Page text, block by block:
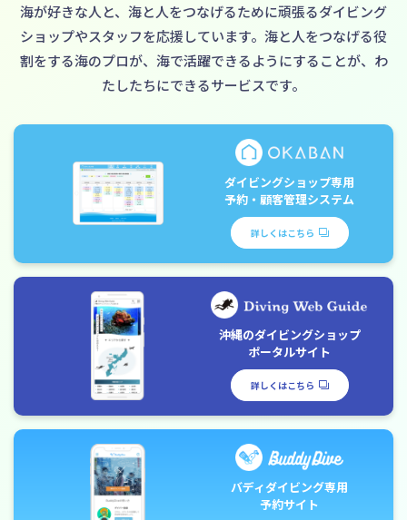
海が好きな人と、海と人をつなげるために頑張るダイビング
ショップやスタッフを応援しています。 海と人をつなげる役
割をする海のプロが、海で活躍できるようにすることが、わ
たしたちにできるサービスです。
ダイビングショップ専用
予約・顧客管理システム
詳しくはこちら
沖縄のダイビングショップ
ポータルサイト
詳しくはこちら
バディダイビング専用
予約サイト